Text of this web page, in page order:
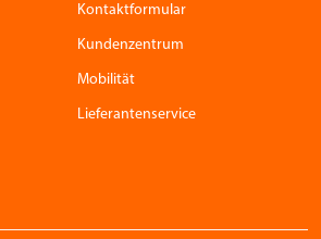
Kontaktformular
Kundenzentrum
Mobilität
Lieferantenservice